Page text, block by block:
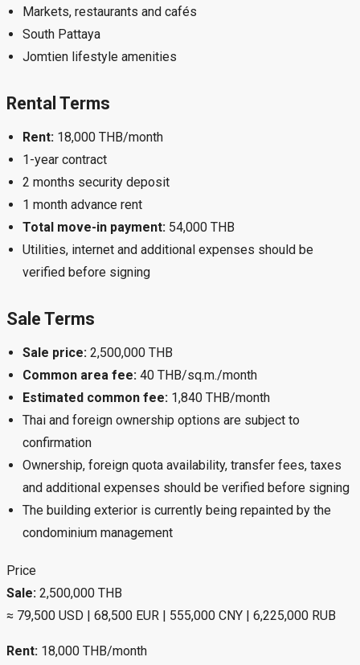
Markets, restaurants and cafés
South Pattaya
Jomtien lifestyle amenities
Rental Terms
Rent: 18,000 THB/month
1-year contract
2 months security deposit
1 month advance rent
Total move-in payment: 54,000 THB
Utilities, internet and additional expenses should be
verified before signing
Sale Terms
Sale price: 2,500,000 THB
Common area fee: 40 THB/sq.m./month
Estimated common fee: 1,840 THB/month
Thai and foreign ownership options are subject to
confirmation
Ownership, foreign quota availability, transfer fees, taxes
and additional expenses should be verified before signing
The building exterior is currently being repainted by the
condominium management
Price
Sale: 2,500,000 THB
≈ 79,500 USD | 68,500 EUR | 555,000 CNY | 6,225,000 RUB
Rent: 18,000 THB/month